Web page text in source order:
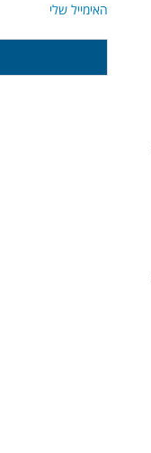
האימייל שלי